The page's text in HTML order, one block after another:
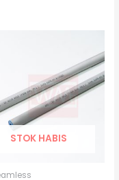
STOK HABIS